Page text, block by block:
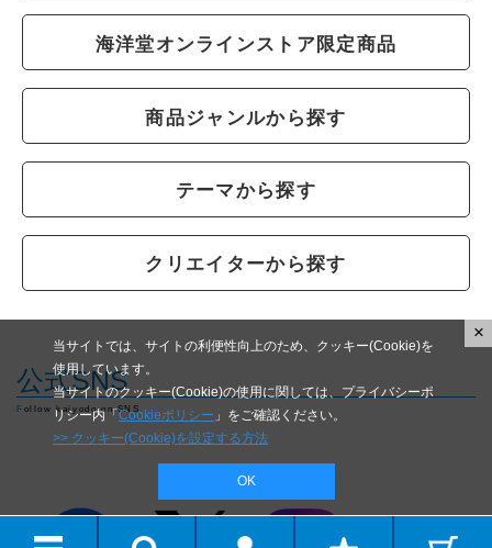
海洋堂オンラインストア限定商品
商品ジャンルから探す
テーマから探す
クリエイターから探す
公式SNS
Follow kaiyodo on SNS
当サイトでは、サイトの利便性向上のため、クッキー(Cookie)を
使用しています。
当サイトのクッキー(Cookie)の使用に関しては、プライバシーポ
リシー内「 Cookieポリシー 」をご確認ください。
>> クッキー(Cookie)を設定する方法
OK
×